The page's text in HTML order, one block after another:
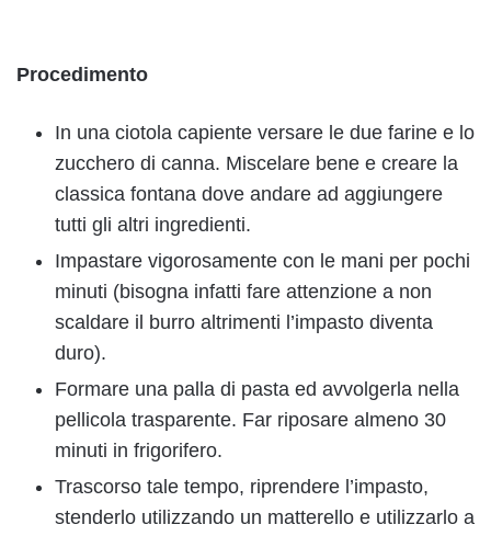
Procedimento
In una ciotola capiente versare le due farine e lo
zucchero di canna. Miscelare bene e creare la
classica fontana dove andare ad aggiungere
tutti gli altri ingredienti.
Impastare vigorosamente con le mani per pochi
minuti (bisogna infatti fare attenzione a non
scaldare il burro altrimenti l’impasto diventa
duro).
Formare una palla di pasta ed avvolgerla nella
pellicola trasparente. Far riposare almeno 30
minuti in frigorifero.
Trascorso tale tempo, riprendere l’impasto,
stenderlo utilizzando un matterello e utilizzarlo a